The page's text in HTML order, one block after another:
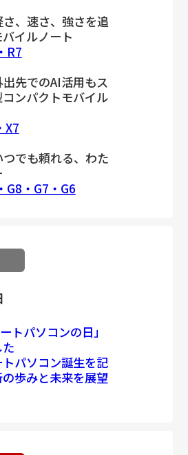
、速さ、強さを追
イルノート
R7
先でのAI活用もス
ンパクトモバイル
X7
でも頼れる、わた
・G7・G6
トパソコンの日」
パソコン誕生を記
歩みと未来を展望